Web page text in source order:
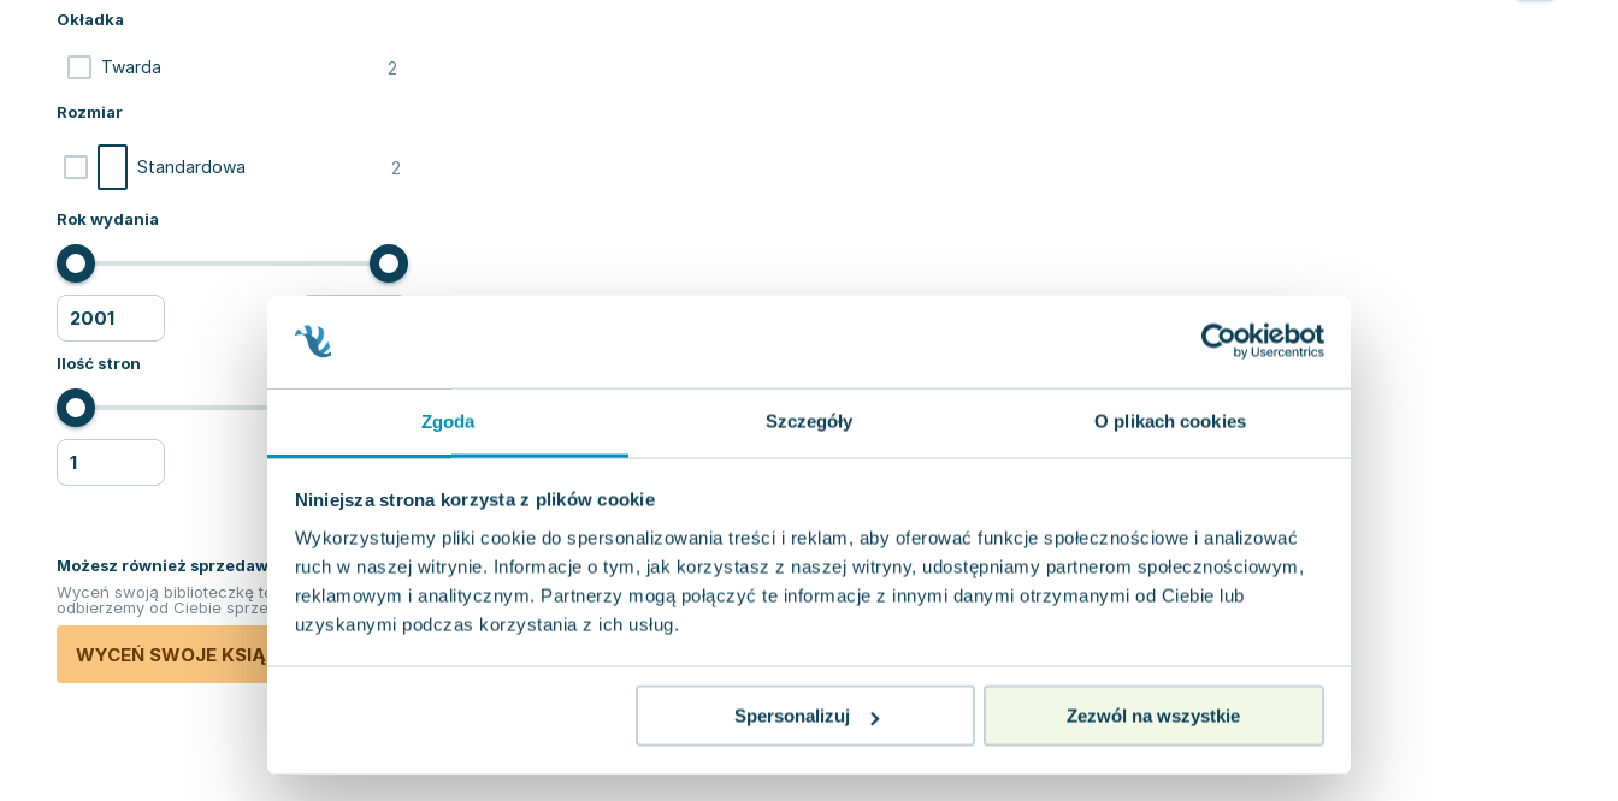
Zgoda Szczegóły O plikach cookies
Niniejsza strona korzysta z plików cookie
Wykorzystujemy pliki cookie do spersonalizowania treści i reklam, aby oferować funkcje społecznościowe i analizować
ruch w naszej witrynie. Informacje o tym, jak korzystasz z naszej witryny, udostępniamy partnerom społecznościowym,
reklamowym i analitycznym. Partnerzy mogą połączyć te informacje z innymi danymi otrzymanymi od Ciebie lub
uzyskanymi podczas korzystania z ich usług.
Spersonalizuj Zezwól na wszystkie
Okładka
Twarda 2
Rozmiar
Standardowa 2
Rok wydania
Ilość stron
Możesz również sprzedawać ksiązki!
Wyceń swoją biblioteczkę teraz. Odkupimy i
odbierzemy od Ciebie sprzedane książki.
WYCEŃ SWOJE KSIĄŻKI